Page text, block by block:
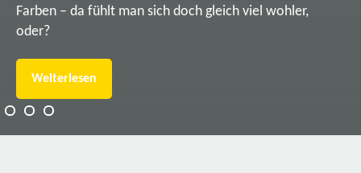
Farben – da fühlt man sich doch gleich viel wohler,
oder?
Weiterlesen